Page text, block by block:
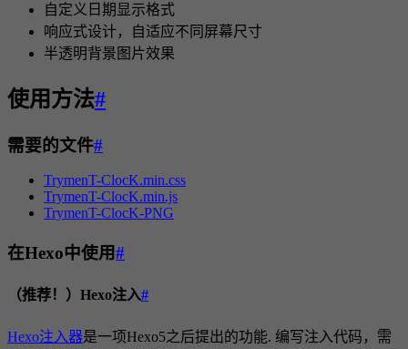
自定义日期显示格式
响应式设计，自适应不同屏幕尺寸
半透明背景图片效果
使用方法#
需要的文件#
TrymenT-ClocK.min.css
TrymenT-ClocK.min.js
TrymenT-ClocK-PNG
在Hexo中使用#
（推荐！）Hexo注入#
Hexo注入器是一项Hexo5之后提出的功能. 编写注入代码，需